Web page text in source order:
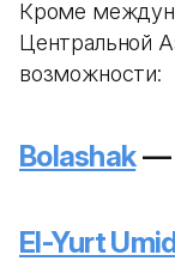
Кроме
Центральной
возможности:
Bolashak—
El-Yurt